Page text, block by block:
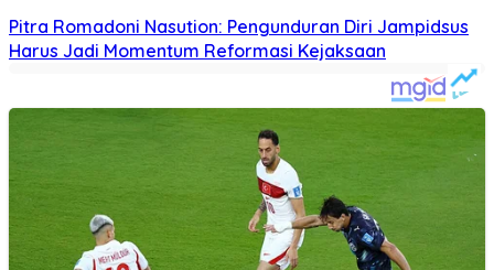
Pitra Romadoni Nasution: Pengunduran Diri Jampidsus
Harus Jadi Momentum Reformasi Kejaksaan